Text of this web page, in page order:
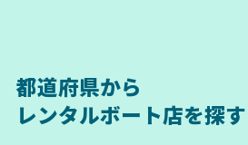
都道府県から
レンタルボート店を探す